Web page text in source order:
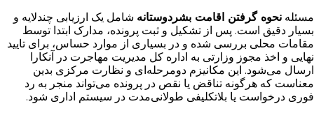
مسئله نحوه گرفتن اقامت بشردوستانه شامل یک ارزیابی چندلایه و
بسیار دقیق است. پس از تشکیل و ثبت پرونده، مدارک ابتدا توسط
مقامات محلی بررسی شده و در بسیاری از موارد حساس، برای تایید
نهایی و اخذ مجوز وزارتی به اداره کل مدیریت مهاجرت در آنکارا
ارسال می‌شود. این مکانیزم دومرحله‌ای و نظارت مرکزی بدین
معناست که هرگونه تناقض یا نقص در پرونده می‌تواند منجر به رد
فوری درخواست یا بلاتکلیفی طولانی‌مدت در سیستم اداری شود.